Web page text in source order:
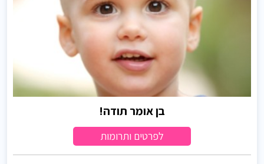
בן אומר תודה!
לפרטים ותרומות